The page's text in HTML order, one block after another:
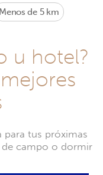
Menos de 5 km
u hotel?
para tus próximas
de campo o dormir